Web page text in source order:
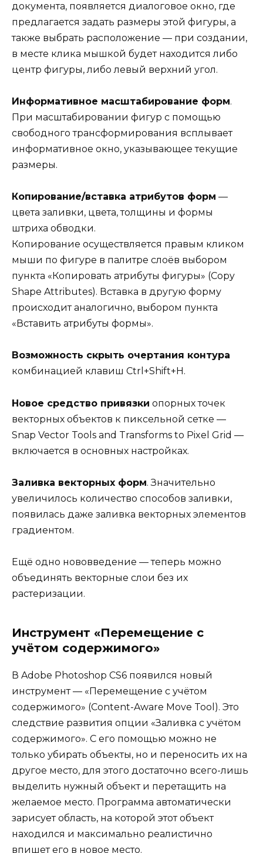
документа, появляется диалоговое окно, где
предлагается задать размеры этой фигуры, а
также выбрать расположение — при создании,
в месте клика мышкой будет находится либо
центр фигуры, либо левый верхний угол.
Информативное масштабирование форм.
При масштабировании фигур с помощью
свободного трансформирования всплывает
информативное окно, указывающее текущие
размеры.
Копирование/вставка атрибутов форм —
цвета заливки, цвета, толщины и формы
штриха обводки.
Копирование осуществляется правым кликом
мыши по фигуре в палитре слоёв выбором
пункта «Копировать атрибуты фигуры» (Copy
Shape Attributes). Вставка в другую форму
происходит аналогично, выбором пункта
«Вставить атрибуты формы».
Возможность скрыть очертания контура
комбинацией клавиш Ctrl+Shift+H.
Новое средство привязки опорных точек
векторных объектов к пиксельной сетке —
Snap Vector Tools and Transforms to Pixel Grid —
включается в основных настройках.
Заливка векторных форм. Значительно
увеличилось количество способов заливки,
появилась даже заливка векторных элементов
градиентом.
Ещё одно нововведение — теперь можно
объединять векторные слои без их
растеризации.
Инструмент «Перемещение с
учётом содержимого»
В Adobe Photoshop CS6 появился новый
инструмент — «Перемещение с учётом
содержимого» (Content-Aware Move Tool). Это
следствие развития опции «Заливка с учётом
содержимого». С его помощью можно не
только убирать объекты, но и переносить их на
другое место, для этого достаточно всего-лишь
выделить нужный объект и перетащить на
желаемое место. Программа автоматически
зарисует область, на которой этот объект
находился и максимально реалистично
впишет его в новое место.